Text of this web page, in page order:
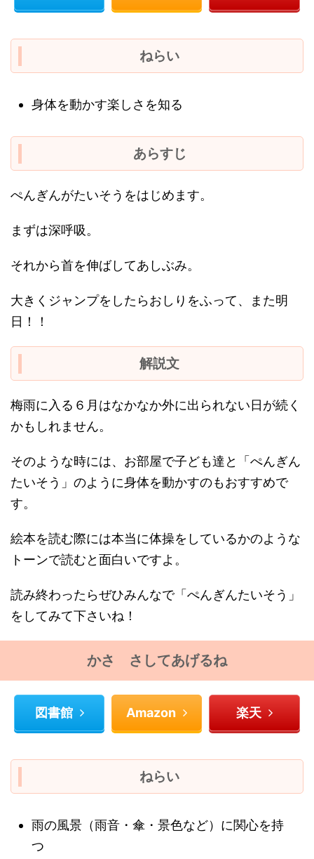
ねらい
身体を動かす楽しさを知る
あらすじ
ぺんぎんがたいそうをはじめます。
まずは深呼吸。
それから首を伸ばしてあしぶみ。
大きくジャンプをしたらおしりをふって、また明
日！！
解説文
梅雨に入る６月はなかなか外に出られない日が続く
かもしれません。
そのような時には、お部屋で子ども達と「ぺんぎん
たいそう」のように身体を動かすのもおすすめで
す。
絵本を読む際には本当に体操をしているかのような
トーンで読むと面白いですよ。
読み終わったらぜひみんなで「ぺんぎんたいそう」
をしてみて下さいね！
かさ さしてあげるね
図書館 Amazon 楽天
ねらい
雨の風景（雨音・傘・景色など）に関心を持
つ